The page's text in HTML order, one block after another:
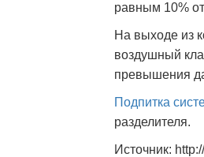
равным 10%
На выходе из
воздушный
превышения
Подпитка
разделителя.
Источник: